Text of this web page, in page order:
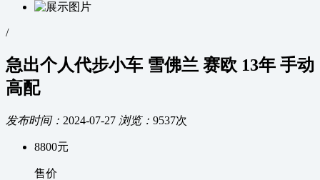
/
急出个人代步小车 雪佛兰 赛欧 13年 手动
高配
发布时间： 2024-07-27 浏览： 9537次
8800元
售价